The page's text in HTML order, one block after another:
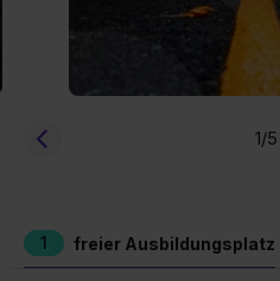
1/5
1 freier Ausbildungsplatz